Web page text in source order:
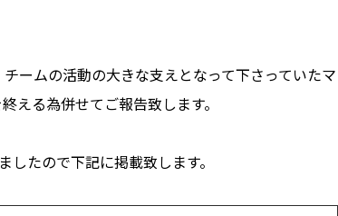
ームの活動の大きな支えとなって下さっていたマ
える為併せてご報告致します。
たので下記に掲載致します。